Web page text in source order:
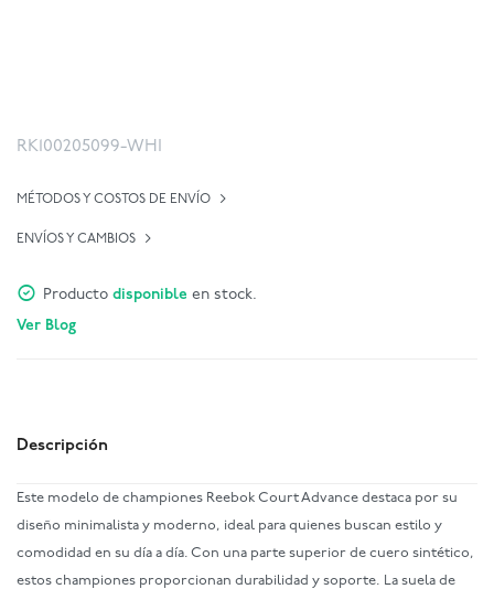
RK100205099-WHI
MÉTODOS Y COSTOS DE ENVÍO
ENVÍOS Y CAMBIOS
Producto disponible en stock.
Ver Blog
Descripción
Este modelo de championes Reebok Court Advance destaca por su
diseño minimalista y moderno, ideal para quienes buscan estilo y
comodidad en su día a día. Con una parte superior de cuero sintético,
estos championes proporcionan durabilidad y soporte. La suela de